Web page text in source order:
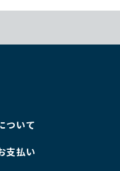
ついて
支払い